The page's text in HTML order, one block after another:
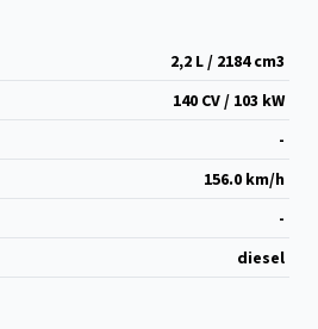
2,2 L / 2184 cm3
140 CV / 103 kW
-
156.0 km/h
-
diesel